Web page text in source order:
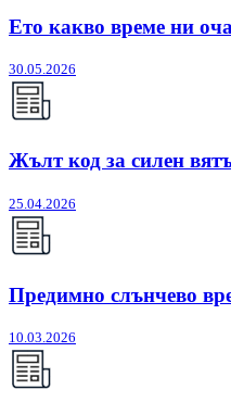
Ето какво време ни
30.05.2026
Жълт код за силен
25.04.2026
Предимно слънчево
10.03.2026